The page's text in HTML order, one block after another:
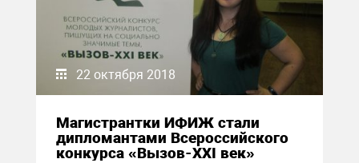
22 октября 2018
Магистрантки ИФИЖ стали
дипломантами Всероссийского
конкурса «Вызов-XXI век»